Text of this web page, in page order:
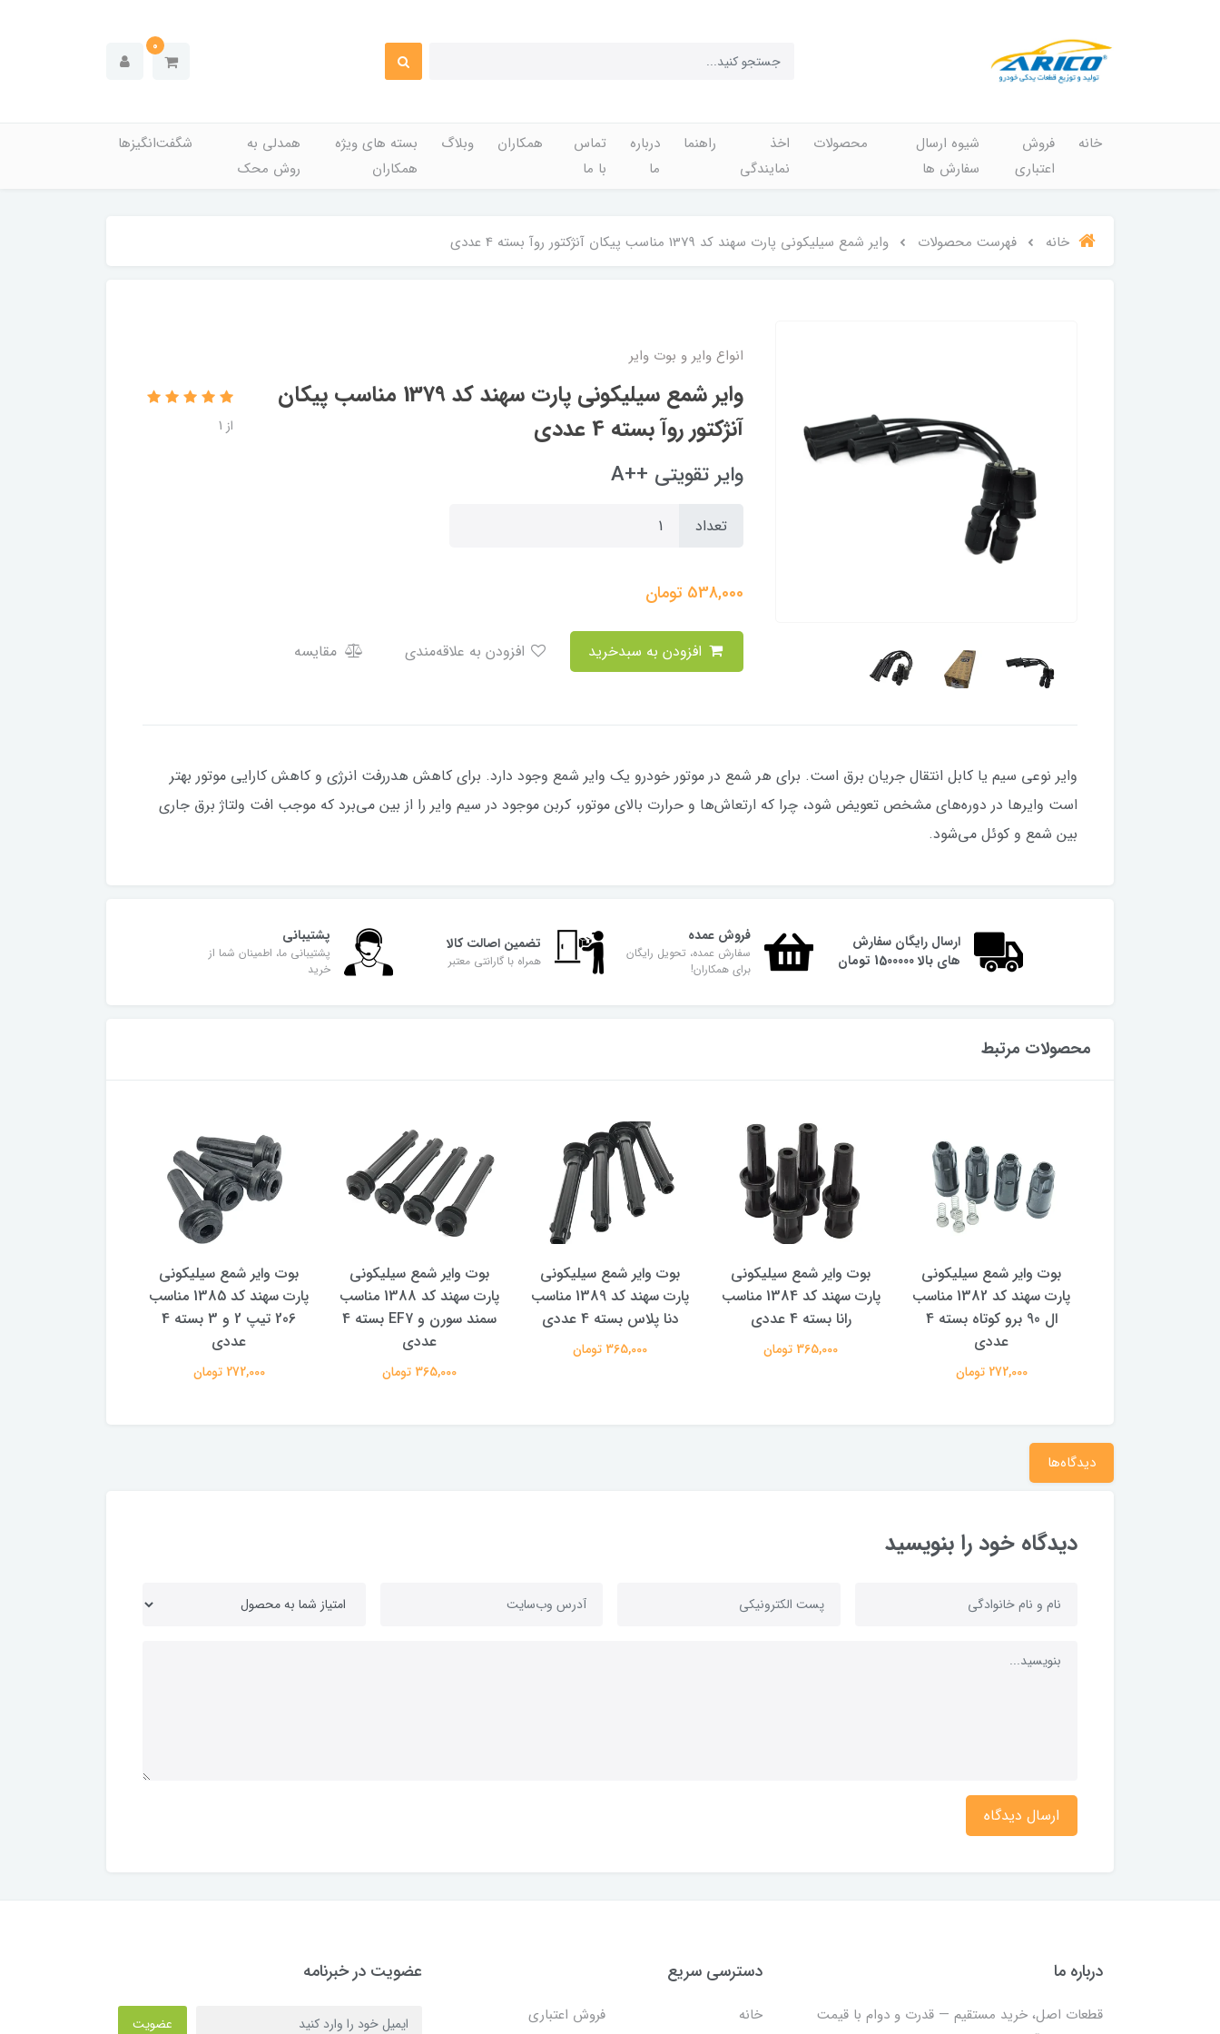
0
خانه
فروش
اعتباری
شیوه ارسال
سفارش ها
محصولات
اخذ
نمایندگی
راهنما
درباره
ما
تماس
با ما
همکاران وبلاگ
بسته های ویژه
همکاران
همدلی به
روش محک
شگفت‌انگیزها
خانه فهرست محصولات وایر شمع سیلیکونی پارت سهند کد 1379 مناسب پیکان آنژکتور روآ بسته 4 عددی
انواع وایر و بوت وایر
وایر شمع سیلیکونی پارت سهند کد 1379 مناسب پیکان
آنژکتور روآ بسته 4 عددی
از 1
وایر تقویتی ++A
تعداد
538,000 تومان
مقایسه
وایر نوعی سیم یا کابل انتقال جریان برق است. برای هر شمع در موتور خودرو یک وایر شمع وجود دارد. برای کاهش هدررفت انرژی و کاهش کارایی موتور بهتر
است وایرها در دوره‌های مشخص تعویض شود، چرا که ارتعاش‌ها و حرارت بالای موتور، کربن موجود در سیم وایر را از بین می‌برد که موجب افت ولتاژ برق جاری
بین شمع و کوئل می‌شود.
ارسال رایگان سفارش
های بالا 1500000 تومان
فروش عمده
سفارش عمده، تحویل رایگان
برای همکاران!
تضمین اصالت کالا
همراه با گارانتی معتبر
پشتیبانی
پشتیبانی ما، اطمینان شما از
خرید
محصولات مرتبط
بوت وایر شمع سیلیکونی
پارت سهند کد 1382 مناسب
ال 90 برو کوتاه بسته 4
عددی
272,000 تومان
بوت وایر شمع سیلیکونی
پارت سهند کد 1384 مناسب
رانا بسته 4 عددی
365,000 تومان
بوت وایر شمع سیلیکونی
پارت سهند کد 1389 مناسب
دنا پلاس بسته 4 عددی
365,000 تومان
بوت وایر شمع سیلیکونی
پارت سهند کد 1388 مناسب
سمند سورن و EF7 بسته 4
عددی
365,000 تومان
بوت وایر شمع سیلیکونی
پارت سهند کد 1385 مناسب
206 تیپ 2 و 3 بسته 4
عددی
272,000 تومان
دیدگاه‌ها
دیدگاه خود را بنویسید
ارسال دیدگاه
درباره ما
قطعات اصل، خرید مستقیم — قدرت و دوام با قیمت
دسترسی سریع
خانه فروش اعتباری
عضویت در خبرنامه
عضویت